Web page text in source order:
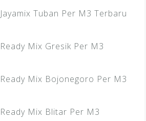
Tuban Per M3 Terbaru
Mix Gresik Per M3
Mix Bojonegoro Per M3
Mix Blitar Per M3